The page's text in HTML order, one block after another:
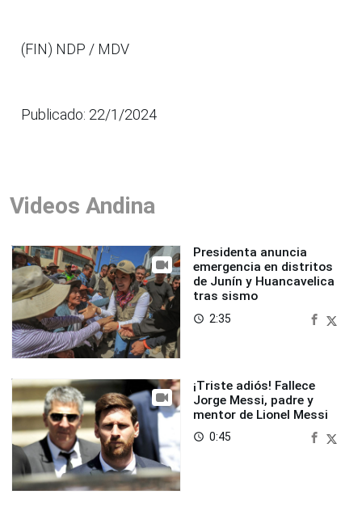
(FIN) NDP / MDV
Publicado: 22/1/2024
Videos Andina
Presidenta anuncia
emergencia en distritos
de Junín y Huancavelica
tras sismo
access_time 2:35
¡Triste adiós! Fallece
Jorge Messi, padre y
mentor de Lionel Messi
access_time 0:45